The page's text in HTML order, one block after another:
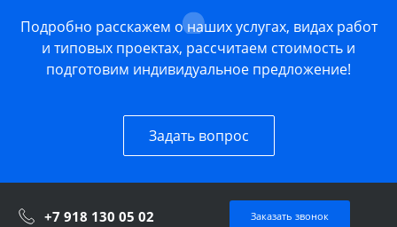
Подробно расскажем о наших услугах, видах работ
и типовых проектах, рассчитаем стоимость и
подготовим индивидуальное предложение!
Задать вопрос
+7 918 130 05 02 Заказать звонок